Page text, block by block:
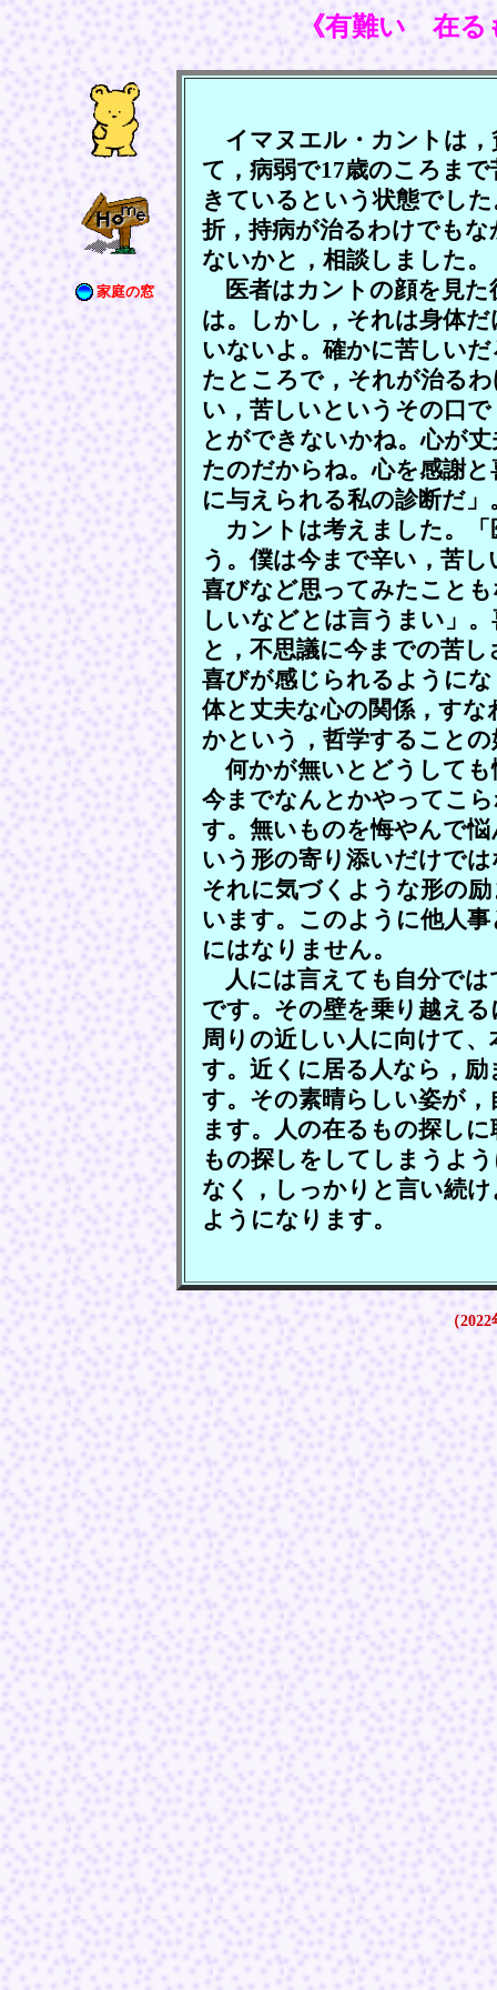
《有難い 在る
家庭の窓
イマヌエル・カントは，
て，病弱で17歳のころま
きているという状態でし
折，持病が治るわけでも
ないかと，相談しました。
医者はカントの顔を見た
は。しかし，それは身体
いないよ。確かに苦しい
たところで，それが治る
い，苦しいというその口
とができないかね。心が
たのだからね。心を感謝
に与えられる私の診断だ」
カントは考えました。「
う。僕は今まで辛い，苦
喜びなど思ってみたこと
しいなどとは言うまい」
と，不思議に今までの苦
喜びが感じられるように
体と丈夫な心の関係，す
かという，哲学すること
何かが無いとどうしても
今までなんとかやってこ
す。無いものを悔やんで
いう形の寄り添いだけで
それに気づくような形の
います。このように他人
にはなりません。
人には言えても自分では
です。その壁を乗り越え
周りの近しい人に向けて
す。近くに居る人なら，
す。その素晴らしい姿が
ます。人の在るもの探し
もの探しをしてしまうよ
なく，しっかりと言い続
ようになります。
（